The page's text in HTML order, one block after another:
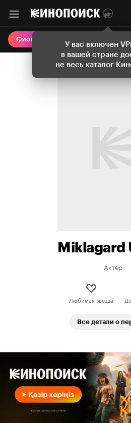
У вас включен
в вашей стране
не весь каталог
Смотреть кино Онлайн-
Miklagard
Актер
Любимая звезда
Все детали о